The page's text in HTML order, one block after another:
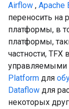
Airflow , Apache
переносить на
платформы, в
платформы,
частности,
управляемыми
Platform для
Dataflow для
некоторых